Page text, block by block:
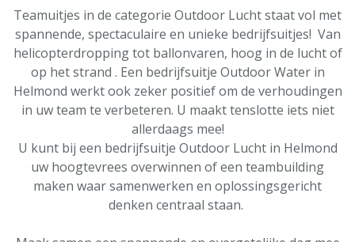
Teamuitjes in de categorie Outdoor Lucht staat vol met
spannende, spectaculaire en unieke bedrijfsuitjes! Van
helicopterdropping tot ballonvaren, hoog in de lucht of
op het strand . Een bedrijfsuitje Outdoor Water in
Helmond werkt ook zeker positief om de verhoudingen
in uw team te verbeteren. U maakt tenslotte iets niet
allerdaags mee!
U kunt bij een bedrijfsuitje Outdoor Lucht in Helmond
uw hoogtevrees overwinnen of een teambuilding
maken waar samenwerken en oplossingsgericht
denken centraal staan.